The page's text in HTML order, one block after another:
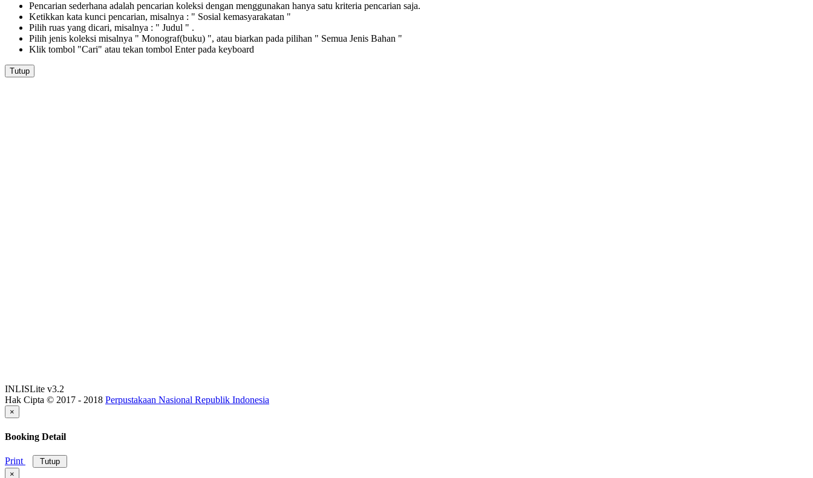
Pencarian sederhana adalah pencarian koleksi dengan menggunakan hanya satu kriteria pencarian saja.
Ketikkan kata kunci pencarian, misalnya : " Sosial kemasyarakatan "
Pilih ruas yang dicari, misalnya : " Judul " .
Pilih jenis koleksi misalnya " Monograf(buku) ", atau biarkan pada pilihan " Semua Jenis Bahan "
Klik tombol "Cari" atau tekan tombol Enter pada keyboard
Tutup
INLISLite v3.2
Hak Cipta © 2017 - 2018 Perpustakaan Nasional Republik Indonesia
×
Booking Detail
Print
Tutup
×